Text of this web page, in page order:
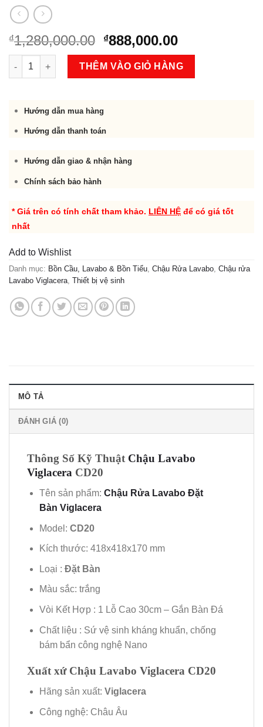
₫1,280,000.00 Original
price
was:
₫1,280,000.00.
₫888,000.00Current
price
is:
₫888,000.00.
Chậu rửa Lavabo Viglacera CD20 số lượng
THÊM VÀO GIỎ HÀNG
Hướng dẫn mua hàng
Hướng dẫn thanh toán
Hướng dẫn giao & nhận hàng
Chính sách bảo hành
* Giá trên có tính chất tham khảo. LIÊN HỆ để có giá tốt
nhất
Add to Wishlist
Danh mục: Bồn Cầu, Lavabo & Bồn Tiểu, Chậu Rửa Lavabo, Chậu rửa
Lavabo Viglacera, Thiết bị vệ sinh
MÔ TẢ
ĐÁNH GIÁ (0)
Thông Số Kỹ Thuật Chậu Lavabo
Viglacera CD20
Tên sản phẩm: Chậu Rửa Lavabo Đặt
Bàn Viglacera
Model: CD20
Kích thước: 418x418x170 mm
Loại : Đặt Bàn
Màu sắc: trắng
Vòi Kết Hợp : 1 Lỗ Cao 30cm – Gắn Bàn Đá
Chất liệu : Sứ vệ sinh kháng khuẩn, chống
bám bẩn công nghệ Nano
Xuất xứ Chậu Lavabo Viglacera CD20
Hãng sản xuất: Viglacera
Công nghệ: Châu Âu